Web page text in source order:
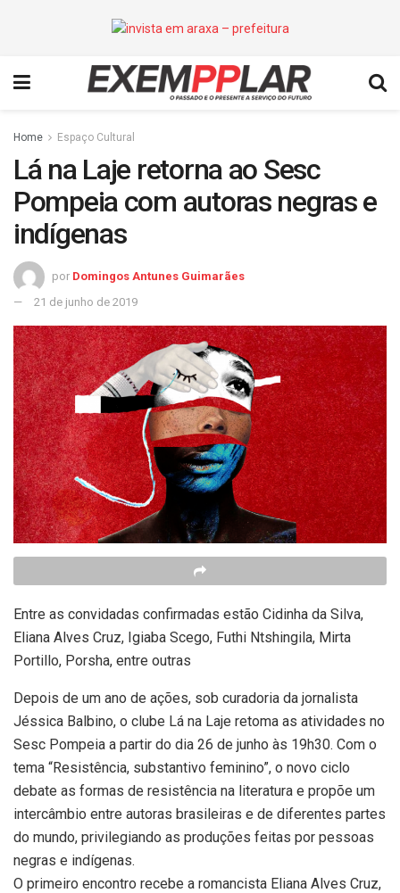
Home Espaço Cultural
Lá na Laje retorna ao Sesc
Pompeia com autoras negras e
indígenas
por Domingos Antunes Guimarães
21 de junho de 2019
Entre as convidadas confirmadas estão Cidinha da Silva,
Eliana Alves Cruz, Igiaba Scego, Futhi Ntshingila, Mirta
Portillo, Porsha, entre outras
Depois de um ano de ações, sob curadoria da jornalista
Jéssica Balbino, o clube Lá na Laje retoma as atividades no
Sesc Pompeia a partir do dia 26 de junho às 19h30. Com o
tema “Resistência, substantivo feminino”, o novo ciclo
debate as formas de resistência na literatura e propõe um
intercâmbio entre autoras brasileiras e de diferentes partes
do mundo, privilegiando as produções feitas por pessoas
negras e indígenas.
O primeiro encontro recebe a romancista Eliana Alves Cruz,